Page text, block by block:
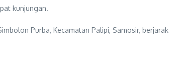
kunjungan.
Purba, Kecamatan Palipi, Samosir, berjarak